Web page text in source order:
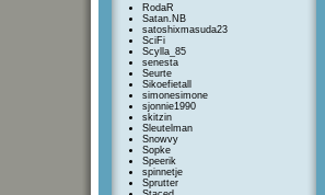
RodaR
Satan.NB
satoshixmasuda23
SciFi
Scylla_85
senesta
Seurte
Sikoefietall
simonesimone
sjonnie1990
skitzin
Sleutelman
Snowvy
Sopke
Speerik
spinnetje
Sprutter